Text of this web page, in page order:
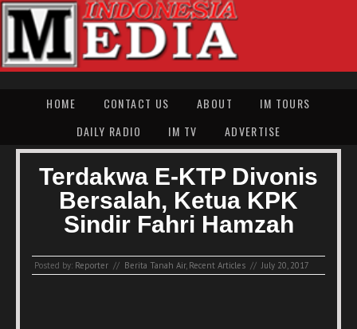
HOME CONTACT US ABOUT
IM TOURS
DAILY RADIO
IM TV ADVERTISE
Terdakwa E-KTP Divonis
Bersalah, Ketua KPK
Sindir Fahri Hamzah
Posted by: Reporter // Berita Tanah Air, Recent Articles // July 20, 2017